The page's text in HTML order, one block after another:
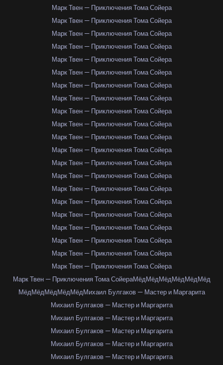
Марк Твен — Приключения Тома Сойера
Марк Твен — Приключения Тома Сойера
Марк Твен — Приключения Тома Сойера
Марк Твен — Приключения Тома Сойера
Марк Твен — Приключения Тома Сойера
Марк Твен — Приключения Тома Сойера
Марк Твен — Приключения Тома Сойера
Марк Твен — Приключения Тома Сойера
Марк Твен — Приключения Тома Сойера
Марк Твен — Приключения Тома Сойера
Марк Твен — Приключения Тома Сойера
Марк Твен — Приключения Тома Сойера
Марк Твен — Приключения Тома Сойера
Марк Твен — Приключения Тома Сойера
Марк Твен — Приключения Тома Сойера
Марк Твен — Приключения Тома Сойера
Марк Твен — Приключения Тома Сойера
Марк Твен — Приключения Тома Сойера
Марк Твен — Приключения Тома Сойера
Марк Твен — Приключения Тома Сойера
Марк Твен — Приключения Тома Сойера
Марк Твен — Приключения Тома СойераМёдМёдМёдМёдМёдМёд
МёдМёдМёдМёдМёдМихаил Булгаков — Мастер и Маргарита
Михаил Булгаков — Мастер и Маргарита
Михаил Булгаков — Мастер и Маргарита
Михаил Булгаков — Мастер и Маргарита
Михаил Булгаков — Мастер и Маргарита
Михаил Булгаков — Мастер и Маргарита